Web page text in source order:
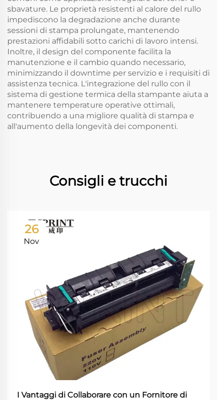
sbavature. Le proprietà resistenti al calore del rullo
impediscono la degradazione anche durante
sessioni di stampa prolungate, mantenendo
prestazioni affidabili sotto carichi di lavoro intensi.
Inoltre, il design del componente facilita la
manutenzione e il cambio quando necessario,
minimizzando il downtime per servizio e i requisiti di
assistenza tecnica. L'integrazione del rullo con il
sistema di gestione termica della stampante aiuta a
mantenere temperature operative ottimali,
contribuendo a una migliore qualità di stampa e
all'aumento della longevità dei componenti.
Consigli e trucchi
26
Nov
I Vantaggi di Collaborare con un Fornitore di